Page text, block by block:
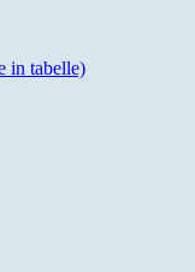
in tabelle)